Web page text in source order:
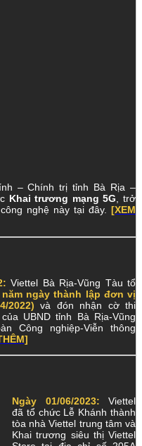
– Chính trị tỉnh Bà Rịa –
Khai trương mạng 5G , trở
nghệ này tại đây. [XEM
Viettel Bà Rịa-Vũng Tàu tổ
năm ngày thành lập đơn vị
2022) và đón nhận cờ thi
UBND tỉnh Bà Rịa-Vũng
Công nghiệp-Viễn thông
Ngày 01/06/2023: Viettel
đã tổ chức Lễ Khánh thành
tòa nhà Viettel trung tâm và
Khai trương siêu thị Viettel